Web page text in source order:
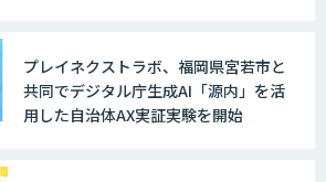
AIガイドライン策定コンサルティング
プレイネクストラボ、福岡県宮若市と
共同でデジタル庁生成AI「源内」を活
用した自治体AX実証実験を開始